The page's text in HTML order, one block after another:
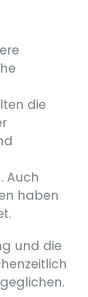
die
Auch
haben
und die